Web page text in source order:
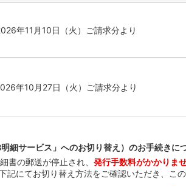
年11月10日（火） ご請求分より
年10月27日（火） ご請求分より
細サービス」へのお切り替え）のお手続きに
書の郵送が停止され、 発行手数料がかかりませ
にてお切り替え方法をご確認いただき、こ